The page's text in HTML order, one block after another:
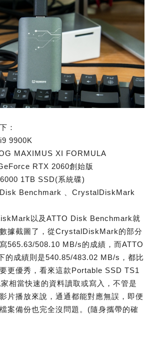
：
9900K
MAXIMUS XI FORMULA
RTX 2060創始版
1TB SSD(系統碟)
Benchmark 、CrystalDiskMark
以及ATTO Disk Benchmark就
據截圖了，從CrystalDiskMark的部分
565.63/508.10 MB/s的成績，而ATTO
的成績則是540.85/483.02 MB/s，都比
更優秀，看來這款Portable SSD TS1
相當快速的資料讀取或寫入，不管是
片播放來說，通通都能對應無誤，即便
案備份也完全沒問題。(隨身攜帶的確